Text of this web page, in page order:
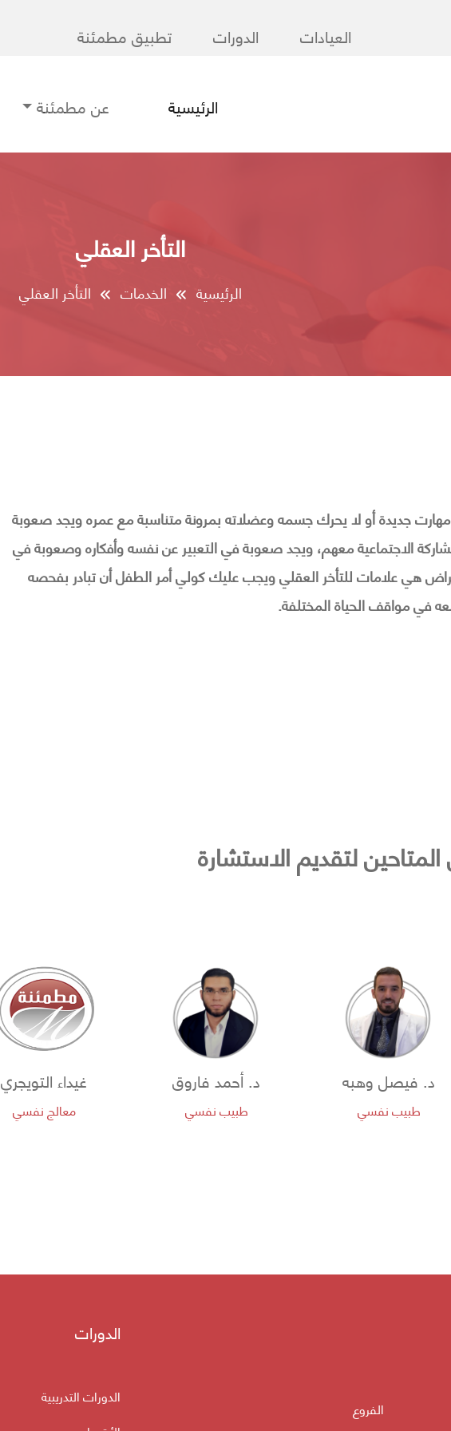
العيادات الدورات تطبيق مطمئنة
الرئيسية عن مطمئنة
التأخر العقلي
الرئيسية الخدمات التأخر العقلي
جديدة أو لا يحرك جسمه وعضلاته بمرونة متناسبة مع عمره ويجد صعوبة
الاجتماعية معهم، ويجد صعوبة في التعبير عن نفسه وأفكاره وصعوبة في
هي علامات للتأخر العقلي ويجب عليك كولي أمر الطفل أن تبادر بفحصه
في مواقف الحياة المختلفة.
لتقديم الاستشارة
د. فيصل وهبه
طبيب نفسي
د. أحمد فاروق
طبيب نفسي
غيداء التويجري
معالج نفسي
الفروع
الدورات
الدورات التدريبية